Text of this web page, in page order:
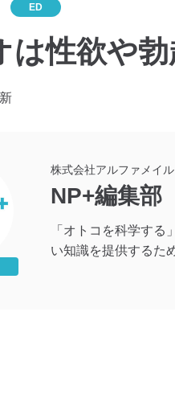
ED
は性欲や
株式会社アルファメイル
NP+編集部
「オトコを科学す
い知識を提供するた